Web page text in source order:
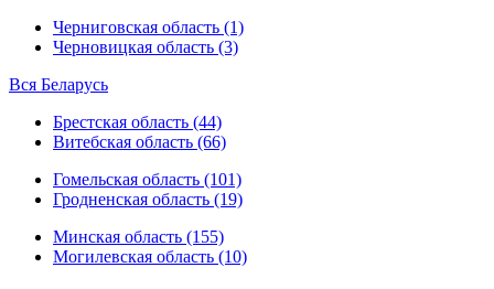
Черниговская область (1)
Черновицкая область (3)
Вся Беларусь
Брестская область (44)
Витебская область (66)
Гомельская область (101)
Гродненская область (19)
Минская область (155)
Могилевская область (10)